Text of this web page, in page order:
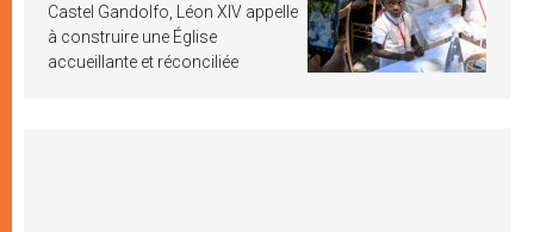
Castel Gandolfo, Léon XIV appelle
à construire une Église
accueillante et réconciliée